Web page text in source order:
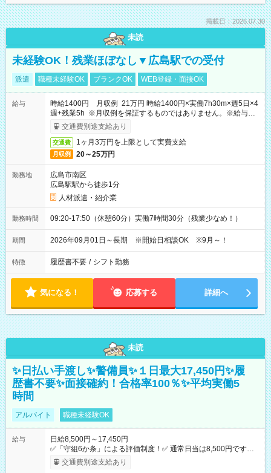
掲載日：2026.07.30
未読
未経験OK！残業ほぼなし▼広島駅での受付
派遣 職種未経験OK ブランクOK WEB登録・面接OK
給与
時給1400円 月収例 21万円 時給1400円×実働7h30m×週5日×4
週+残業5h ※月収例を保証するものではありません。※給与即
受取りサービス利用可（利用条件有）
交通費別途支給あり
交通費 1ヶ月3万円を上限として実費支給
月収例 20～25万円
勤務地
広島市南区
広島駅駅から徒歩1分
人材派遣・紹介業
勤務時間 09:20-17:50（休憩60分）実働7時間30分（残業少なめ！）
期間 2026年09月01日～長期 ※開始日相談OK ※9月～！
特徴 履歴書不要 / シフト勤務
気になる！ 応募する 詳細へ
未読
✨日払い手渡し✨警備員✨１日最大17,450円✨履
歴書不要✨面接確約！合格率100％✨平均実働5
時間
アルバイト 職種未経験OK
給与
日給8,500円～17,450円
✅「守組6か条」による評価制度！✅ 通常日当は8,500円ですが
上記評価制度により「S級隊員」と認定されれば10,000円の日当
を支給します。 (1)上記勤務者が交通2級資格者の場合10,000円
交通費別途支給あり